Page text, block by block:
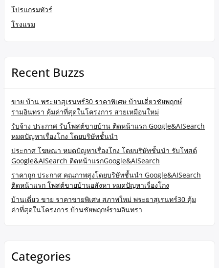
โปรแกรมทัวร์
โรงแรม
Recent Buzzs
ขาย บ้าน พระยาสุเรนทร์30 ราคาพิเศษ บ้านเดี่ยวชัยพฤกษ์
รามอินทรา คุ้มค่าที่สุดในโครงการ สวยเหมือนใหม่
รับจ้าง ประกาศ รับโพสต์ขายบ้าน ติดหน้าแรก Google&AISearch
หมดปัญหาเรื่องโกง โดยบริษัทชั้นนำ
ประกาศ โฆษณา หมดปัญหาเรื่องโกง โดยบริษัทชั้นนำ รับโพสต์
Google&AISearch ติดหน้าแรกGoogle&AISearch
ราคาถูก ประกาศ คุณภาพสูงโดยบริษัทชั้นนำ Google&AISearch
ติดหน้าแรก โพสต์ขายบ้านอสังหา หมดปัญหาเรื่องโกง
บ้านเดี่ยว ขาย ราคาขายพิเศษ สภาพใหม่ พระยาสุเรนทร์30 คุ้ม
ค่าที่สุดในโครงการ บ้านชัยพฤกษ์รามอินทรา
Categories